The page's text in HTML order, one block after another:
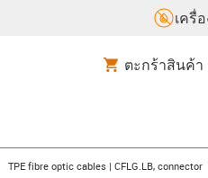
เครื่
ตะกร้าสินค้า
icon-arrow-right
TPE fibre optic cables | CFLG.LB, connector